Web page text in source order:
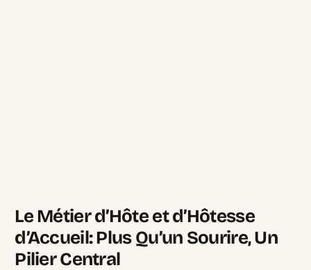
Le Métier d’Hôte et d’Hôtesse
d’Accueil: Plus Qu’un Sourire, Un
Pilier Central